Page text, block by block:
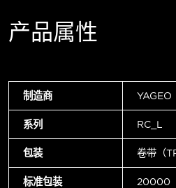
产品属性
制造商 YAGEO
系列 RC_L
包装 卷带（
标准包装 20000